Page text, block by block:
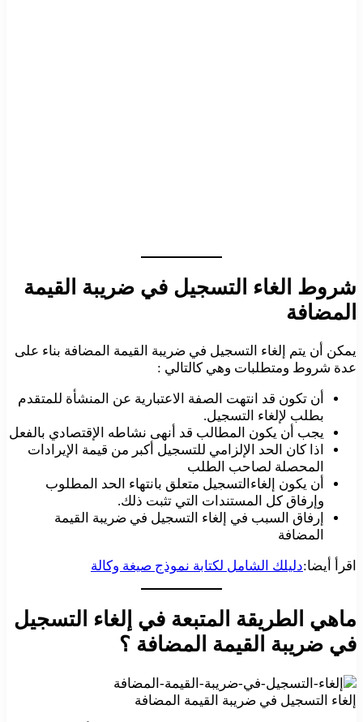
شروط الغاء التسجيل في ضريبة القيمة
المضافة
يمكن أن يتم إلغاء التسجيل في ضريبة القيمة المضافة بناء على
عدة شروط ومتطلبات وهي كالتالي :
أن تكون قد انتهت الصفة الاعتبارية عن المنشأة للمتقدم
بطلب لإلغاء التسجيل.
يجب أن يكون المطالب قد أنهى نشاطه الإقتصادي بالفعل
اذا كان الحد الإلزامي للتسجيل أكبر من قيمة الإيرادات
المحصلة لصاحب الطلب
أن يكون إلغاءالتسجيل متعلق بانتهاء الحد المطلوب
وإرفاق كل المستندات التي تثبت ذلك.
إرفاق السبب في إلغاء التسجيل في ضريبة القيمة
المضافة
اقرأ أيضا:دليلك الشامل لكتابة نموذج صيغة وكالة
ماهي الطريقة المتبعة في إلغاء التسجيل
في ضريبة القيمة المضافة ؟
إلغاء التسجيل في ضريبة القيمة المضافة